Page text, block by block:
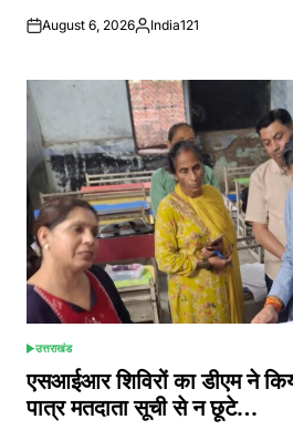
August 6, 2026Posted
India121
POSTED
IN
उत्तराखंड
एसआईआर शिविरों का डीएम ने
पात्र मतदाता सूची से न छूटे…